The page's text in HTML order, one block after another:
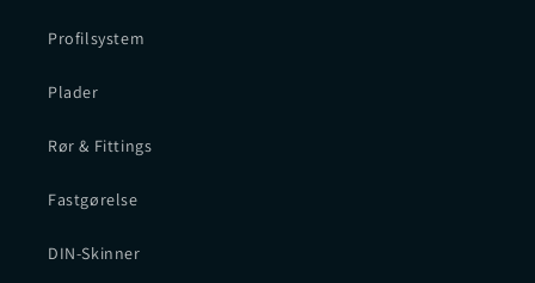
Profilsystem
Plader
Rør & Fittings
Fastgørelse
DIN-Skinner